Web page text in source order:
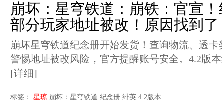
崩坏：星穹铁道：崩铁：官宣
部分玩家地址被改！原因找到了
崩坏星穹铁道纪念册开始发货！查询物流、透
警惕地址被改风险，官方提醒账号安全。4.2版
[详细]
标签： 星琼 崩坏：星穹铁道 纪念册 绯英 4.2版本